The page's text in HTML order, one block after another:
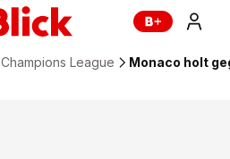
Champions League Monaco holt